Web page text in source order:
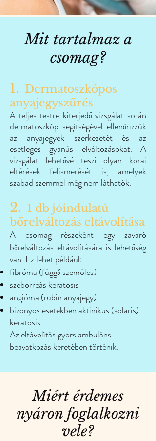
Mit tartalmaz a
csomag?
1. Dermatoszkópos
anyajegyszűrés
A teljes testre kiterjedő vizsgálat során
dermatoszkóp segítségével ellenőrizzük
az anyajegyek szerkezetét és az
esetleges gyanús elváltozásokat. A
vizsgálat lehetővé teszi olyan korai
eltérések felismerését is, amelyek
szabad szemmel még nem láthatók.
2. 1 db jóindulatú
bőrelváltozás eltávolítása
A csomag részeként egy zavaró
bőrelváltozás eltávolítására is lehetőség
van. Ez lehet például:
fibróma (függő szemölcs)
szeborreás keratosis
angióma (rubin anyajegy)
bizonyos esetekben aktinikus (solaris)
keratosis
Az eltávolítás gyors ambuláns
beavatkozás keretében történik.
Miért érdemes
nyáron foglalkozni
vele?